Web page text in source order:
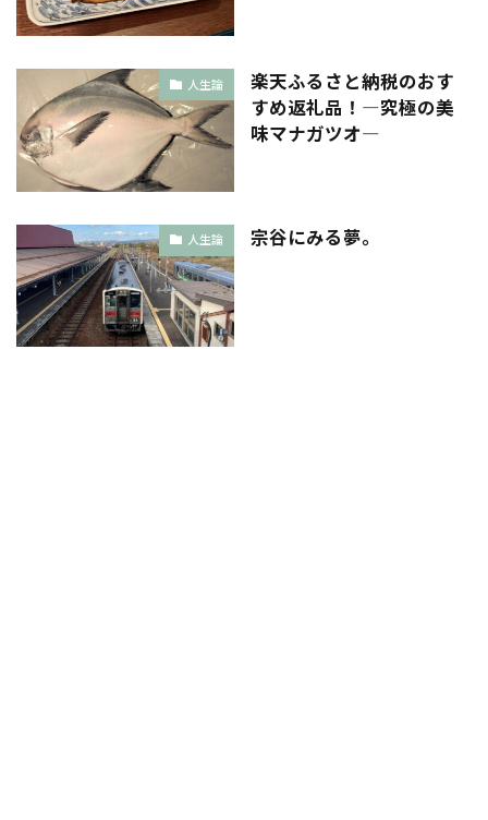
人生論
楽天ふるさと納税のおす
すめ返礼品！―究極の美
味マナガツオ―
人生論 宗谷にみる夢。